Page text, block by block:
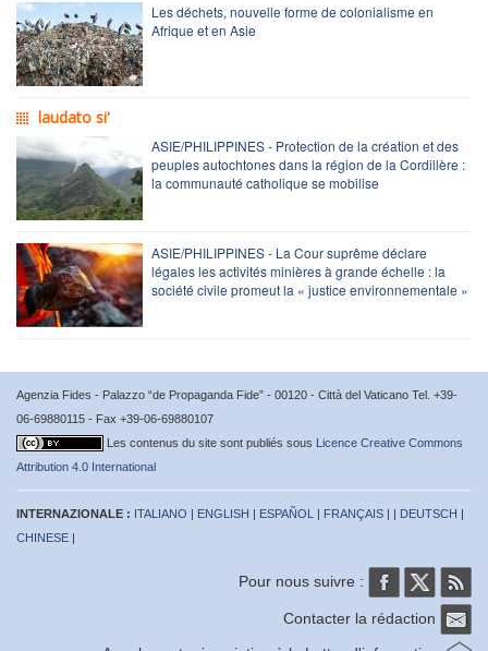
Les déchets, nouvelle forme de colonialisme en
Afrique et en Asie
laudato si'
ASIE/PHILIPPINES - Protection de la création et des
peuples autochtones dans la région de la Cordillère :
la communauté catholique se mobilise
ASIE/PHILIPPINES - La Cour suprême déclare
légales les activités minières à grande échelle : la
société civile promeut la « justice environnementale »
Agenzia Fides - Palazzo “de Propaganda Fide” - 00120 - Città del Vaticano Tel. +39-
06-69880115 - Fax +39-06-69880107
Les contenus du site sont publiés sous Licence Creative Commons
Attribution 4.0 International
INTERNAZIONALE : ITALIANO | ENGLISH | ESPAÑOL | FRANÇAIS | | DEUTSCH |
CHINESE |
Pour nous suivre :
Contacter la rédaction